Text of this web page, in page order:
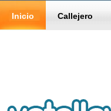
Inicio Callejero